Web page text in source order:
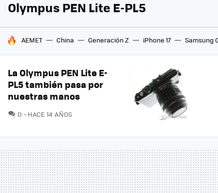
Olympus PEN Lite E-PL5
HOY SE HABLA DE
AEMET China Generación Z iPhone 17 Samsung
La Olympus PEN Lite E-
PL5 también pasa por
nuestras manos
0 COMENTARIOS
HACE 14 AÑOS